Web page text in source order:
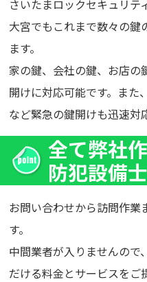
さいたまロックセキュリテ
大宮でもこれまで数々の鍵
ます。
家の鍵、会社の鍵、お店の
開けに対応可能です。また
など緊急の鍵開けも迅速対
全て弊社
防犯設備
お問い合わせから訪問作業
す。
中間業者が入りませんので
だける料金とサービスをご